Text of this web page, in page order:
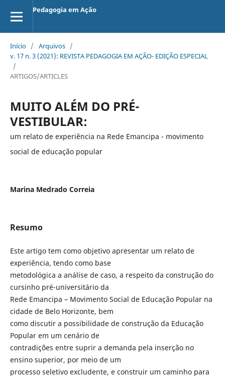
Pedagogia em Ação
Início / Arquivos /
v. 17 n. 3 (2021): REVISTA PEDAGOGIA EM AÇÃO- EDIÇÃO ESPECIAL
/
ARTIGOS/ARTICLES
MUITO ALÉM DO PRÉ-
VESTIBULAR:
um relato de experiência na Rede Emancipa - movimento
social de educação popular
Marina Medrado Correia
Resumo
Este artigo tem como objetivo apresentar um relato de
experiência, tendo como base
metodológica a análise de caso, a respeito da construção do
cursinho pré-universitário da
Rede Emancipa – Movimento Social de Educação Popular na
cidade de Belo Horizonte, bem
como discutir a possibilidade de construção da Educação
Popular em um cenário de
contradições entre suprir a demanda pela inserção no
ensino superior, por meio de um
processo seletivo excludente, e construir um caminho para